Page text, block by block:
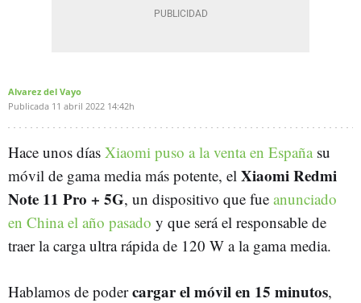
Alvarez del Vayo
Publicada 11 abril 2022 14:42h
Hace unos días Xiaomi puso a la venta en Españasu
móvil de gama media más potente, el Xiaomi Redmi
Note 11 Pro + 5G, un dispositivo que fue anunciado
en China el año pasado y que será el responsable de
traer la carga ultra rápida de 120 W a la gama media.
Hablamos de podercargar el móvil en 15 minutos,